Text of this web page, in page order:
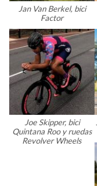
Jan Van Berkel, bici
Factor
Joe Skipper, bici
Quintana Roo y ruedas
Revolver Wheels